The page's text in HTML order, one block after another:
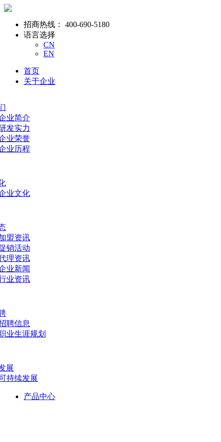
招商热线：
400-690-5180
语言选择
CN
EN
首页
关于企业
业简介
发实力
业荣誉
业历程
业文化
盟资讯
销活动
理资讯
业新闻
业资讯
聘信息
业生涯规划
展
持续发展
产品中心